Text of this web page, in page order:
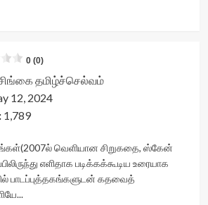
0 (0)
தமிழ்ச்செல்வம்
12, 2024
1,789
(2007ல் வெளியான சிறுகதை, ஸ்கேன்
எளிதாக படிக்கக்கூடிய உரையாக
பாடப்புத்தகங்களுடன் கதவைத்